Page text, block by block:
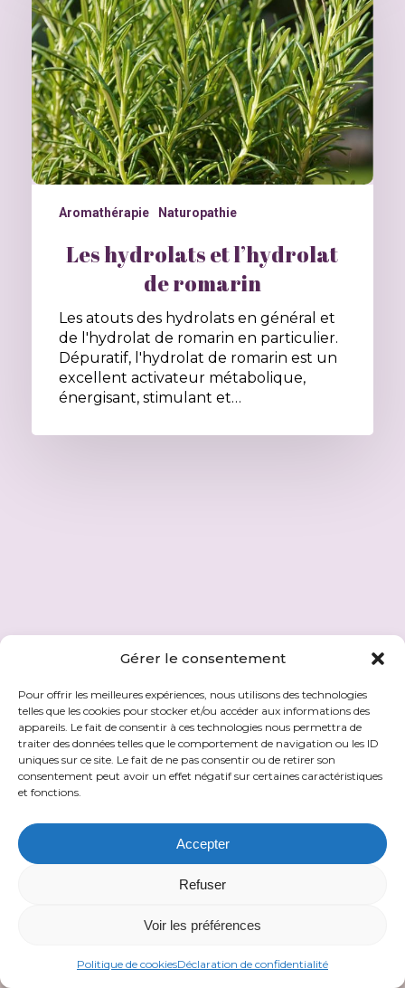
Gérer le consentement
Pour offrir les meilleures expériences, nous utilisons des technologies
telles que les cookies pour stocker et/ou accéder aux informations des
appareils. Le fait de consentir à ces technologies nous permettra de
traiter des données telles que le comportement de navigation ou les ID
uniques sur ce site. Le fait de ne pas consentir ou de retirer son
consentement peut avoir un effet négatif sur certaines caractéristiques
et fonctions.
Accepter
Refuser
Voir les préférences
Politique de cookiesDéclaration de confidentialité
Aromathérapie Naturopathie
Les hydrolats et l’hydrolat
de romarin
Les atouts des hydrolats en général et
de l'hydrolat de romarin en particulier.
Dépuratif, l'hydrolat de romarin est un
excellent activateur métabolique,
énergisant, stimulant et…
8 rue Ampère, Pai de la Ria d'Etel